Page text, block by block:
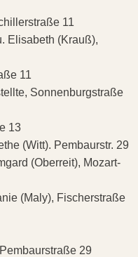
11
Elisabeth (Krauß),
11
Sonnenburgstraße
13
(Witt). Pembaurstr. 29
(Oberreit), Mozart-
(Maly), Fischerstraße
29